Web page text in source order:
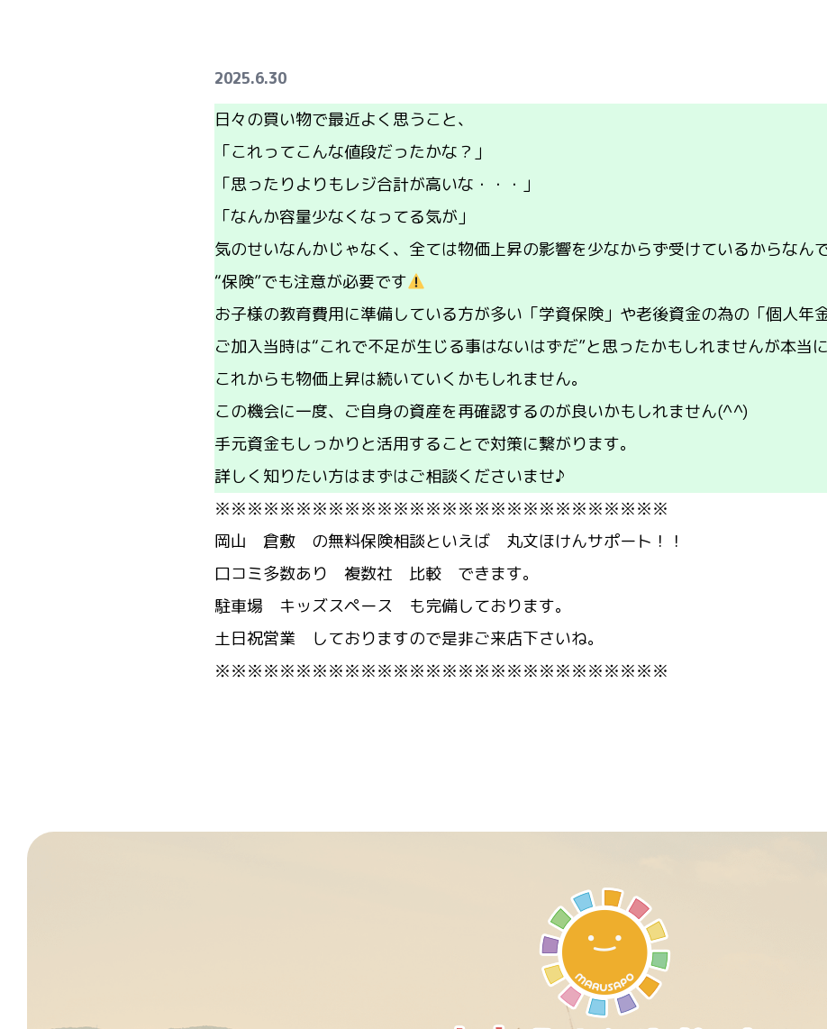
2025.6.30
日々の買い物で最近よく思うこと、
「これってこんな値段だったかな？」
「思ったりよりもレジ合計が高いな・・・」
「なんか容量少なくなってる気が」
気のせいなんかじゃなく、全ては物価上昇の影響を少なからず受けているからなん
“保険”でも注意が必要です
お子様の教育費用に準備している方が多い「学資保険」や老後資金の為の「個人年金
ご加入当時は“これで不足が生じる事はないはずだ”と思ったかもしれませんが本当
これからも物価上昇は続いていくかもしれません。
この機会に一度、ご自身の資産を再確認するのが良いかもしれません(^^)
手元資金もしっかりと活用することで対策に繋がります。
詳しく知りたい方はまずはご相談くださいませ♪
※※※※※※※※※※※※※※※※※※※※※※※※※※※※
岡山 倉敷 の無料保険相談といえば 丸文ほけんサポート！！
口コミ多数あり 複数社 比較 できます。
駐車場 キッズスペース も完備しております。
土日祝営業 しておりますので是非ご来店下さいね。
※※※※※※※※※※※※※※※※※※※※※※※※※※※※